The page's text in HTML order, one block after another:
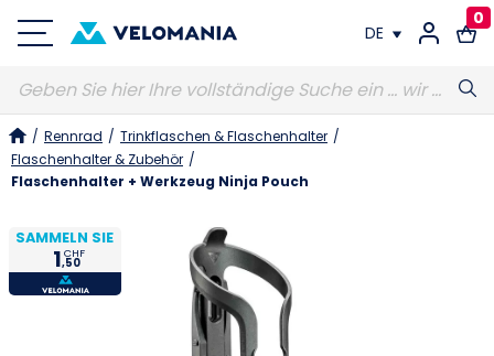
DE
FR
0
/ Rennrad / Trinkflaschen & Flaschenhalter /
Flaschenhalter & Zubehör /
Flaschenhalter + Werkzeug Ninja Pouch
SAMMELN SIE
1,50
CHF